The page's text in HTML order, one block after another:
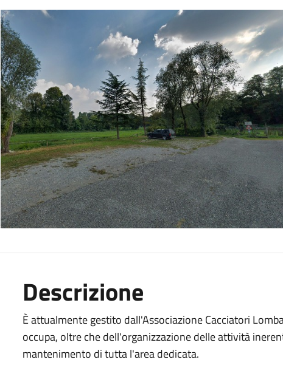
Descrizione
È attualmente gestito dall'Associazione Cacciatori
occupa, oltre che dell'organizzazione delle attività
mantenimento di tutta l'area dedicata.